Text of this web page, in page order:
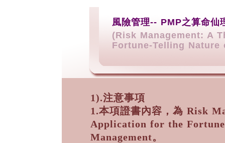
風險管理-- PMP之算命仙
(Risk Management: A
Fortune-Telling Nature
1).注意事項
1.本項證書內容，為 Risk
Application for the
Management。